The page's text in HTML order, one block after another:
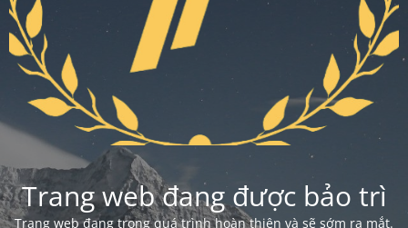
Trang web đang được bảo trì
Trang web đang trong quá trình hoàn thiện và sẽ sớm ra mắt.